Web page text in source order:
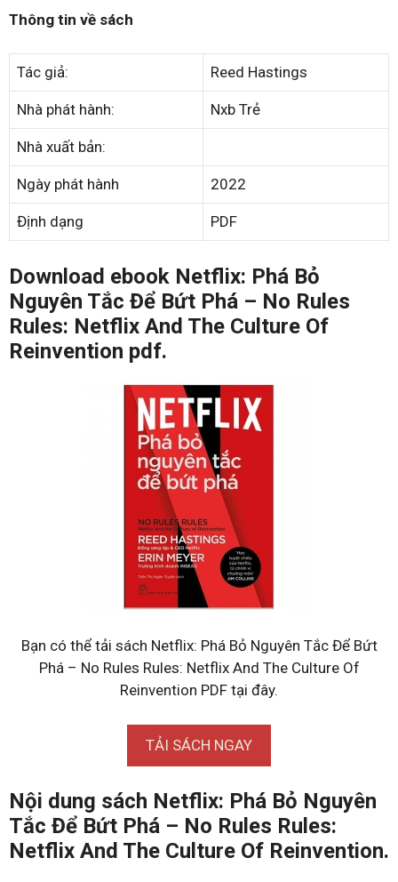
Thông tin về sách
Tác giả: Reed Hastings
Nhà phát hành: Nxb Trẻ
Nhà xuất bản:
Ngày phát hành 2022
Định dạng PDF
Download ebook Netflix: Phá Bỏ
Nguyên Tắc Để Bứt Phá – No Rules
Rules: Netflix And The Culture Of
Reinvention pdf.
Bạn có thể tải sách Netflix: Phá Bỏ Nguyên Tắc Để Bứt
Phá – No Rules Rules: Netflix And The Culture Of
Reinvention PDF tại đây.
TẢI SÁCH NGAY
Nội dung sách Netflix: Phá Bỏ Nguyên
Tắc Để Bứt Phá – No Rules Rules:
Netflix And The Culture Of Reinvention.